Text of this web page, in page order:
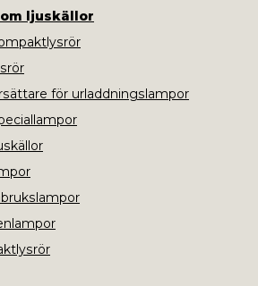
ljuskällor
för urladdningslampor